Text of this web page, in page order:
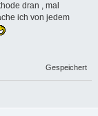
dran , mal
ich von jedem
Gespeichert